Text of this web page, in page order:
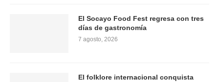
El Socayo Food Fest regresa con tres
días de gastronomía
7 agosto, 2026
El folklore internacional conquista